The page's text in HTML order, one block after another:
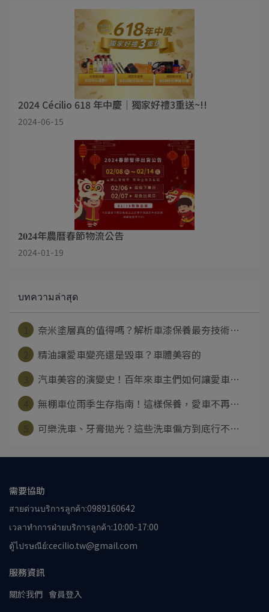
2024 Cécilio 618 年中慶｜獨家好禮3重送~!!
2024-06-15
𝟐𝟎𝟐𝟒年農曆春節物流公告
2024-01-19
บทความล่าสุด
奈米塗層真的值得嗎？解析車漆保養最夯技術⋯
精油讓愛車變亮還是毀車？車體美容的
汽車美容的演變史！百年來車主們如何讓愛車⋯
無棚車位雨季生存指南！這樣保養，愛車不再⋯
可樂洗車、牙膏拋光？這些洗車偏方到底行不⋯
需要協助
สายด่วนบริการลูกค้า:0989160642
เวลาทำการฝ่ายบริการลูกค้า:10:00-17:00
ตู้ไปรษณีย์:cecilio.tw@gmail.com
服務資訊
關於我們 會員登入